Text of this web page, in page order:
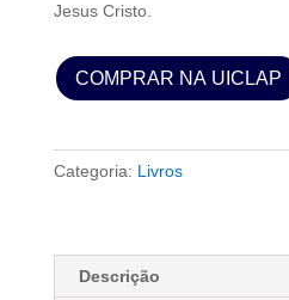
Jesus Cristo.
COMPRAR NA UICLAP
Categoria: Livros
Descrição